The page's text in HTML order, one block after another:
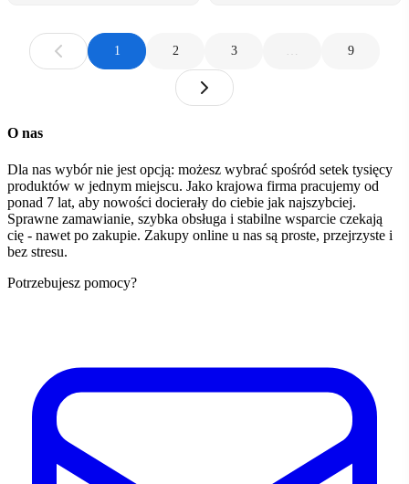
1 2 3 … 9
O nas
Dla nas wybór nie jest opcją: możesz wybrać spośród setek tysięcy
produktów w jednym miejscu. Jako krajowa firma pracujemy od
ponad 7 lat, aby nowości docierały do ciebie jak najszybciej.
Sprawne zamawianie, szybka obsługa i stabilne wsparcie czekają
cię - nawet po zakupie. Zakupy online u nas są proste, przejrzyste i
bez stresu.
Potrzebujesz pomocy?